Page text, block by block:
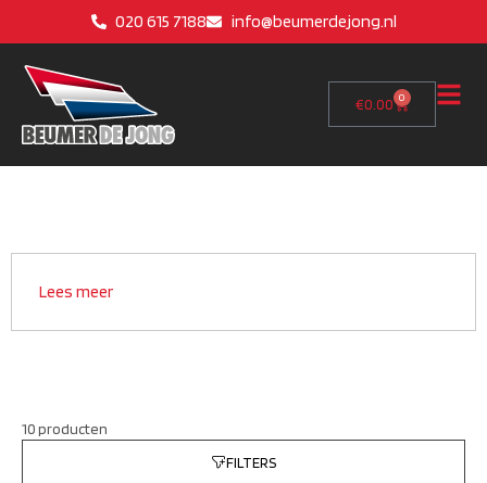
020 615 7188 info@beumerdejong.nl
€0.00 0
Lees meer
10 producten
FILTERS